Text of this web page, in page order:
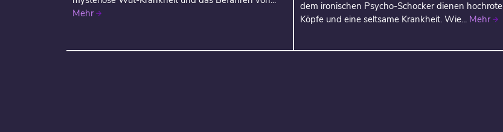
Mehr
dem ironischen Psycho-Schocker dienen hochrote
Köpfe und eine seltsame Krankheit. Wie... Mehr